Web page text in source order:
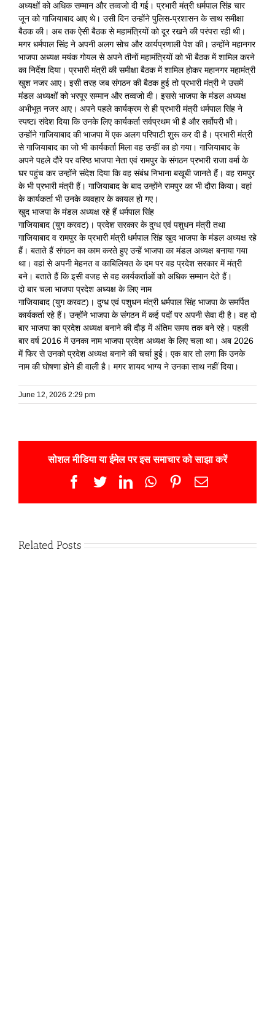
अध्यक्षों को अधिक सम्मान और तव्वजो दी गई। प्रभारी मंत्री धर्मपाल सिंह चार
जून को गाजियाबाद आए थे। उसी दिन उन्होंने पुलिस-प्रशासन के साथ समीक्षा
बैठक की। अब तक ऐसी बैठक से महामंत्रियों को दूर रखने की परंपरा रही थी।
मगर धर्मपाल सिंह ने अपनी अलग सोच और कार्यप्रणाली पेश की। उन्होंने महानगर
भाजपा अध्यक्ष मयंक गोयल से अपने तीनों महामंत्रियों को भी बैठक में शामिल करने
का निर्देश दिया। प्रभारी मंत्री की समीक्षा बैठक में शामिल होकर महानगर महामंत्री
खुश नजर आए। इसी तरह जब संगठन की बैठक हुई तो प्रभारी मंत्री ने उसमें
मंडल अध्यक्षों को भरपूर सम्मान और तव्वजो दी। इससे भाजपा के मंडल अध्यक्ष
अभीभूत नजर आए। अपने पहले कार्यक्रम से ही प्रभारी मंत्री धर्मपाल सिंह ने
स्पष्टï संदेश दिया कि उनके लिए कार्यकर्ता सर्वप्रथम भी है और सर्वोपरी भी।
उन्होंने गाजियाबाद की भाजपा में एक अलग परिपाटी शुरू कर दी है। प्रभारी मंत्री
से गाजियाबाद का जो भी कार्यकर्ता मिला वह उन्हीं का हो गया। गाजियाबाद के
अपने पहले दौरे पर वरिष्ठ भाजपा नेता एवं रामपुर के संगठन प्रभारी राजा वर्मा के
घर पहुंच कर उन्होंने संदेश दिया कि वह संबंध निभाना बखूबी जानते हैं। वह रामपुर
के भी प्रभारी मंत्री हैं। गाजियाबाद के बाद उन्होंने रामपुर का भी दौरा किया। वहां
के कार्यकर्ता भी उनके व्यवहार के कायल हो गए।
खुद भाजपा के मंडल अध्यक्ष रहे हैं धर्मपाल सिंह
गाजियाबाद (युग करवट)। प्रदेश सरकार के दुग्ध एवं पशुधन मंत्री तथा
गाजियाबाद व रामपुर के प्रभारी मंत्री धर्मपाल सिंह खुद भाजपा के मंडल अध्यक्ष रहे
हैं। बताते हैं संगठन का काम करते हुए उन्हें भाजपा का मंडल अध्यक्ष बनाया गया
था। वहां से अपनी मेहनत व काबिलियत के दम पर वह प्रदेश सरकार में मंत्री
बने। बताते हैं कि इसी वजह से वह कार्यकर्ताओं को अधिक सम्मान देते हैं।
दो बार चला भाजपा प्रदेश अध्यक्ष के लिए नाम
गाजियाबाद (युग करवट)। दुग्ध एवं पशुधन मंत्री धर्मपाल सिंह भाजपा के समर्पित
कार्यकर्ता रहे हैं। उन्होंने भाजपा के संगठन में कई पदों पर अपनी सेवा दी है। वह दो
बार भाजपा का प्रदेश अध्यक्ष बनाने की दौड़ में अंतिम समय तक बने रहे। पहली
बार वर्ष 2016 में उनका नाम भाजपा प्रदेश अध्यक्ष के लिए चला था। अब 2026
में फिर से उनको प्रदेश अध्यक्ष बनाने की चर्चा हुई। एक बार तो लगा कि उनके
नाम की घोषणा होने ही वाली है। मगर शायद भाग्य ने उनका साथ नहीं दिया।
June 12, 2026 2:29 pm
सोशल मीडिया या ईमेल पर इस समाचार को साझा करें
Facebook
TwitterLinkedInWhatsApp
Pinterest
Email
Related Posts